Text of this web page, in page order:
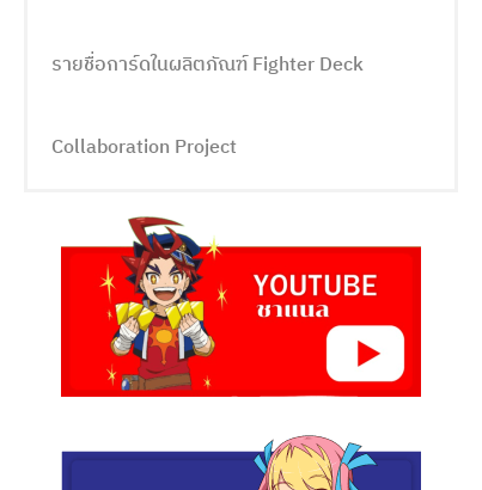
รายชื่อการ์ดในผลิตภัณฑ์ Fighter Deck
Collaboration Project